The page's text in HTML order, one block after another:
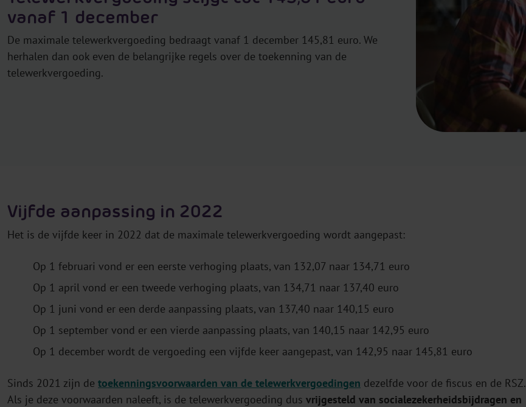
vanaf 1 december
De maximale telewerkvergoeding bedraagt vanaf 1 december 145,81 euro. We
herhalen dan ook even de belangrijke regels over de toekenning van de
telewerkvergoeding.
Vijfde aanpassing in 2022
Het is de vijfde keer in 2022 dat de maximale telewerkvergoeding wordt aangepast:
Op 1 februari vond er een eerste verhoging plaats, van 132,07 naar 134,71 euro
Op 1 april vond er een tweede verhoging plaats, van 134,71 naar 137,40 euro
Op 1 juni vond er een derde aanpassing plaats, van 137,40 naar 140,15 euro
Op 1 september vond er een vierde aanpassing plaats, van 140,15 naar 142,95 euro
Op 1 december wordt de vergoeding een vijfde keer aangepast, van 142,95 naar 145,81 euro
Sinds 2021 zijn de toekenningsvoorwaarden van de telewerkvergoedingen dezelfde voor de fiscus en de RSZ.
Als je deze voorwaarden naleeft, is de telewerkvergoeding dus vrijgesteld van socialezekerheidsbijdragen en